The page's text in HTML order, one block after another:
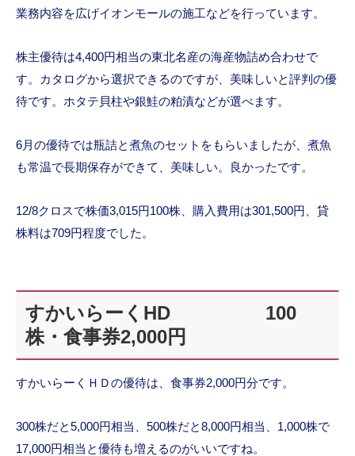
業務内容を広げイオンモールの施工などを行っています。
株主優待は4,400円相当の東北名産の海産物詰め合わせで
す。カタログから選択できるのですが、美味しいと評判の優
待です。ホタテ貝柱や銀鮭の粕漬などが選べます。
6月の優待では瓶詰と煮魚のセットをもらいましたが、煮魚
も常温で長期保存ができて、美味しい。良かったです。
12/8クロスで株価3,015円100株、購入費用は301,500円、貸
株料は709円程度でした。
すかいらーくHD 100
株・食事券2,000円
すかいらーくＨＤの優待は、食事券2,000円分です。
300株だと5,000円相当、500株だと8,000円相当、1,000株で
17,000円相当と優待も増えるのがいいですね。